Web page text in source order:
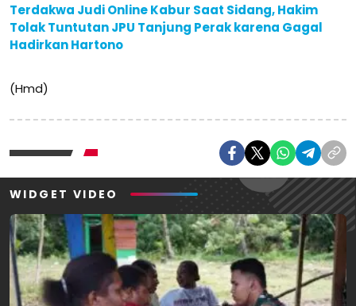
Terdakwa Judi Online Kabur Saat Sidang, Hakim
Tolak Tuntutan JPU Tanjung Perak karena Gagal
Hadirkan Hartono
(Hmd)
WIDGET VIDEO